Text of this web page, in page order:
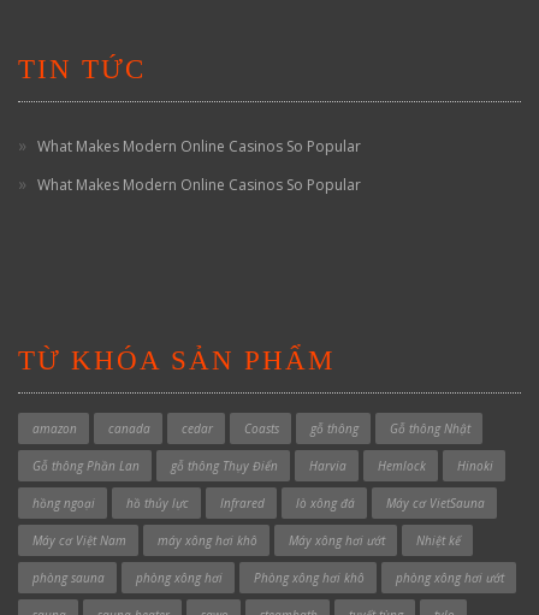
TIN TỨC
What Makes Modern Online Casinos So Popular
What Makes Modern Online Casinos So Popular
TỪ KHÓA SẢN PHẨM
amazon canada cedar Coasts gỗ thông Gỗ thông Nhật
Gỗ thông Phần Lan gỗ thông Thụy Điển Harvia Hemlock Hinoki
hồng ngoại hồ thủy lực Infrared lò xông đá Máy cơ VietSauna
Máy cơ Việt Nam máy xông hơi khô Máy xông hơi ướt Nhiệt kế
phòng sauna phòng xông hơi Phòng xông hơi khô phòng xông hơi ướt